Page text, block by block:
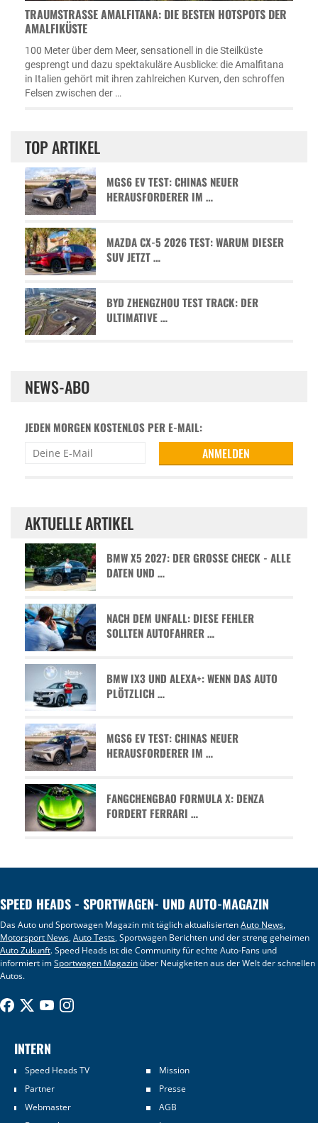
TRAUMSTRASSE AMALFITANA: DIE BESTEN HOTSPOTS DER A
MALFIKÜSTE
100 Meter über dem Meer, sensationell in die Steilküste
gesprengt und dazu spektakuläre Ausblicke: die Amalfitana
in Italien gehört mit ihren zahlreichen Kurven, den schroffen
Felsen zwischen der …
TOP ARTIKEL
MGS6 EV TEST: CHINAS NEUER
HERAUSFORDERER IM …
MAZDA CX-5 2026 TEST: WARUM DIESER
SUV JETZT …
BYD ZHENGZHOU TEST TRACK: DER
ULTIMATIVE …
NEWS-ABO
JEDEN MORGEN KOSTENLOS PER E-MAIL:
AKTUELLE ARTIKEL
BMW X5 2027: DER GROSSE CHECK - ALLE D
ATEN UND …
NACH DEM UNFALL: DIESE FEHLER
SOLLTEN AUTOFAHRER …
BMW IX3 UND ALEXA+: WENN DAS AUTO
PLÖTZLICH …
MGS6 EV TEST: CHINAS NEUER
HERAUSFORDERER IM …
FANGCHENGBAO FORMULA X: DENZA
FORDERT FERRARI …
SPEED HEADS - SPORTWAGEN- UND AUTO-MAGAZIN
Das Auto und Sportwagen Magazin mit täglich aktualisiertenAuto News,
Motorsport News,Auto Tests, Sportwagen Berichten und der streng geheimen
Auto Zukunft. Speed Heads ist die Community für echte Auto-Fans und
informiert imSportwagen Magazin über Neuigkeiten aus der Welt der schnellen
Autos.
INTERN
Speed Heads TV
Mission
Partner
Presse
Webmaster
AGB